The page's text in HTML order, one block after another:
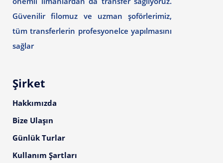
Güvenilir filomuz ve uzman şoförlerimiz,
tüm transferlerin profesyonelce yapılmasını
sağlar
Şirket
Hakkımızda
Bize Ulaşın
Günlük Turlar
Kullanım Şartları